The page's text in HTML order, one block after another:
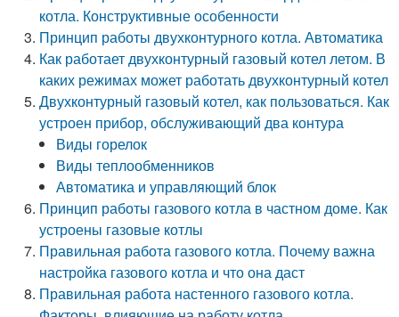
котла. Конструктивные особенности
Принцип работы двухконтурного котла. Автоматика
Как работает двухконтурный газовый котел летом. В
каких режимах может работать двухконтурный котел
Двухконтурный газовый котел, как пользоваться. Как
устроен прибор, обслуживающий два контура
Виды горелок
Виды теплообменников
Автоматика и управляющий блок
Принцип работы газового котла в частном доме. Как
устроены газовые котлы
Правильная работа газового котла. Почему важна
настройка газового котла и что она даст
Правильная работа настенного газового котла.